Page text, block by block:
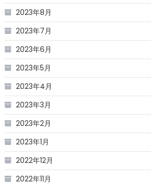
2023年8月
2023年7月
2023年6月
2023年5月
2023年4月
2023年3月
2023年2月
2023年1月
2022年12月
2022年11月